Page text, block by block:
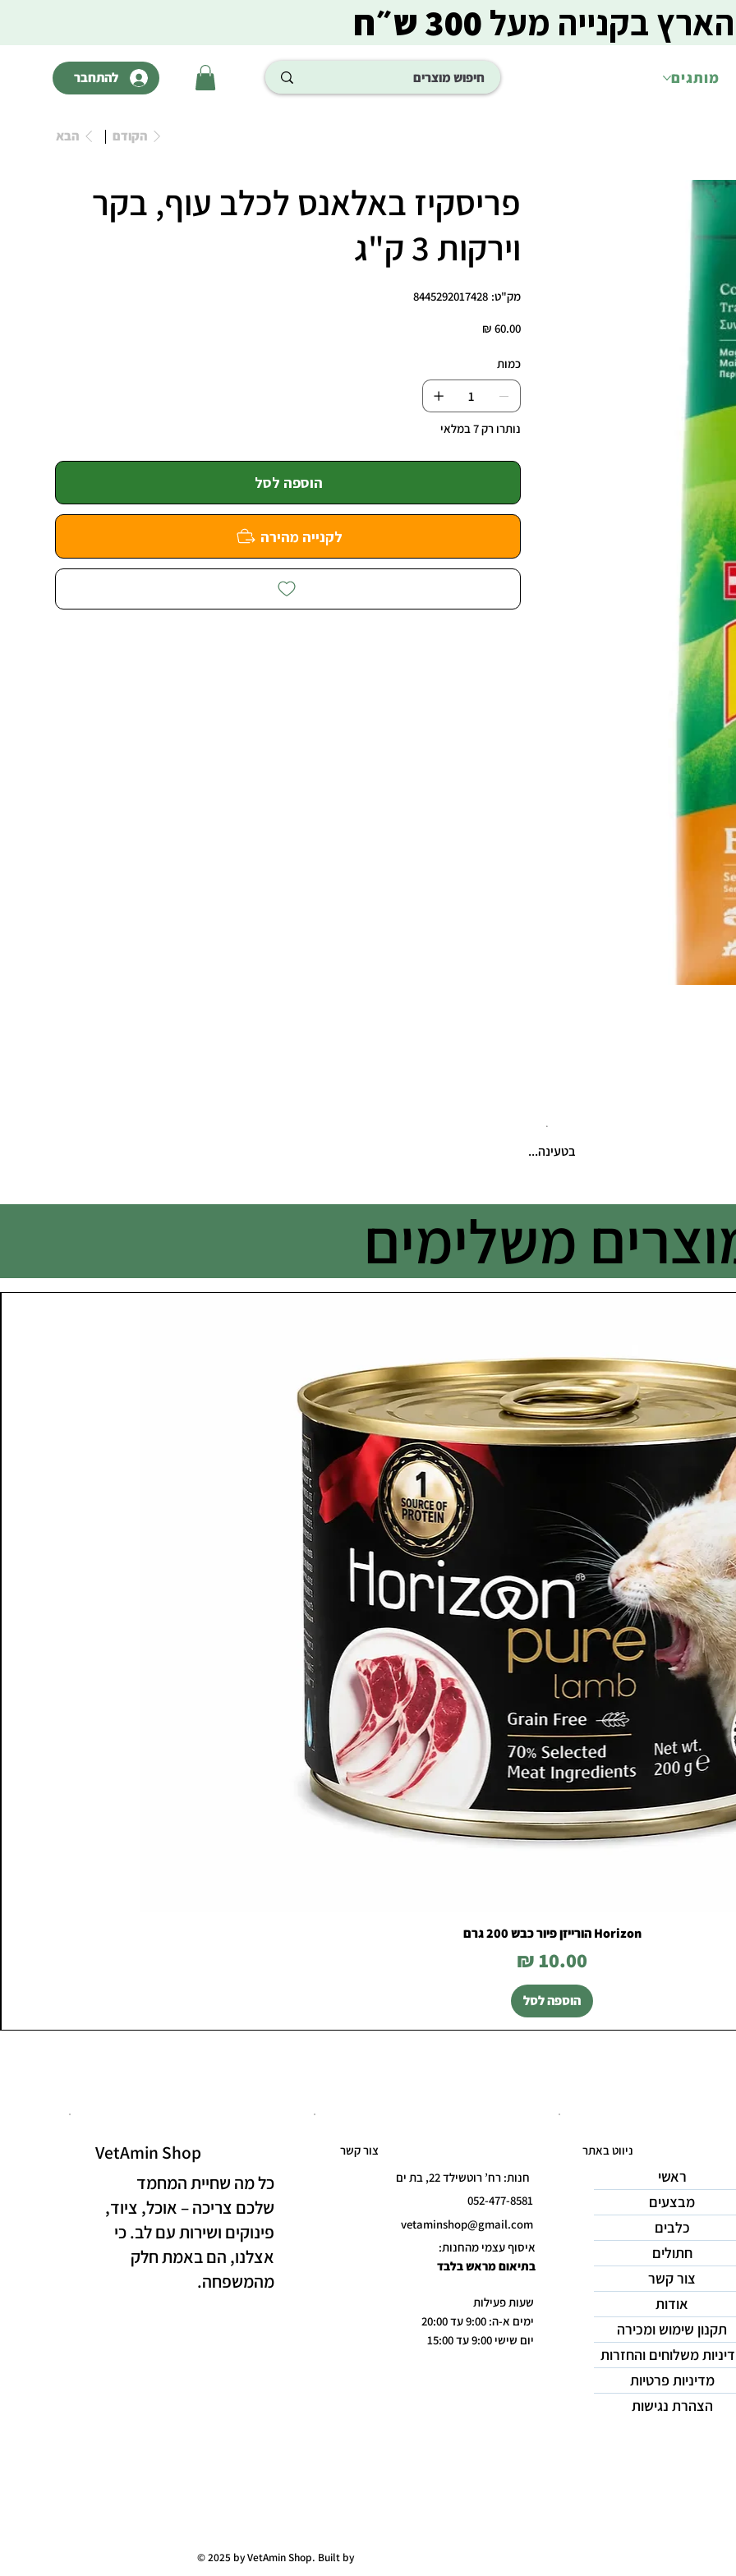
מותגים להתחבר
בקנייה מעל300 ש״ח
הקודם הבא
פריסקיז באלאנס לכלב עוף, בקר
וירקות 3 ק"ג
מק"ט:
מק"ט
8445292017428
8445292017428
מחיר ‏60.00 ‏₪
כמות
נותרו רק 7 במלאי
הוספה לסל
לקנייה מהירה
בטעינה...
משלימים
Horizon הורייזן פיור כבש 200 גרם
מחיר
הוספה לסל
VetAmin Shop
כל מה שחיית המחמד
שלכם צריכה – אוכל, ציוד,
פינוקים ושירות עם לב. כי
אצלנו, הם באמת חלק
מהמשפחה.
חנות: רח’ רוטשילד 22, בת ים
052-477-8581
vetaminshop@gmail.com
איסוף עצמי מהחנות:
בתיאום מראש בלבד
שעות פעילות
ימים א-ה: 9:00 עד 20:00
יום שישי 9:00 עד 15:00
צור קשר ניווט באתר
ראשי
מבצעים
כלבים
חתולים
צור קשר
אודות
תקנון שימוש ומכירה
משלוחים והחזרות
מדיניות פרטיות
הצהרת נגישות
© 2025 by VetAmin Shop. Built by